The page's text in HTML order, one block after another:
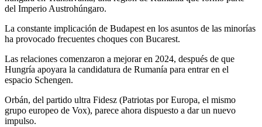
del Imperio Austrohúngaro.
La constante implicación de Budapest en los asuntos de las minorías
ha provocado frecuentes choques con Bucarest.
Las relaciones comenzaron a mejorar en 2024, después de que
Hungría apoyara la candidatura de Rumanía para entrar en el
espacio Schengen.
Orbán, del partido ultra Fidesz (Patriotas por Europa, el mismo
grupo europeo de Vox), parece ahora dispuesto a dar un nuevo
impulso.